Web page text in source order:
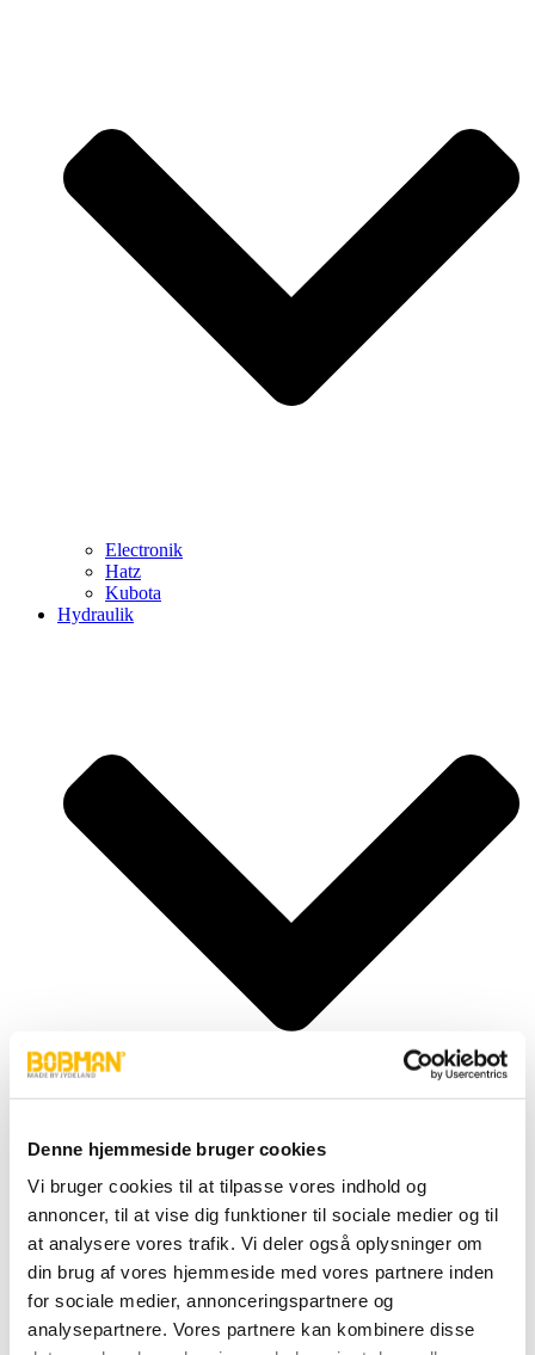
Denne hjemmeside bruger cookies
Vi bruger cookies til at tilpasse vores indhold og
annoncer, til at vise dig funktioner til sociale medier og til
at analysere vores trafik. Vi deler også oplysninger om
din brug af vores hjemmeside med vores partnere inden
for sociale medier, annonceringspartnere og
analysepartnere. Vores partnere kan kombinere disse
Electronik
Hatz
Kubota
Hydraulik
Cylindere
Fittings
Motor
Pumper
Slanger
Ventiler
Hjul & Dæk
Elektronik & Transmission
Karosseri & Beslag mm.